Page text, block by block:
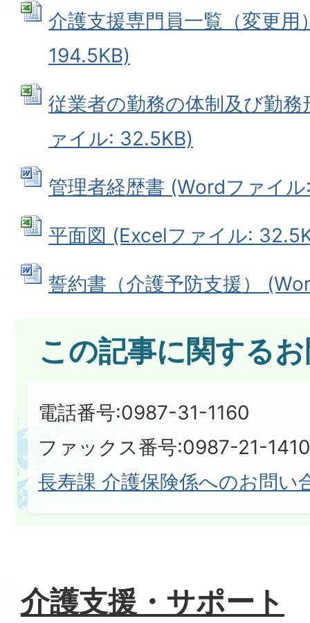
介護支援専門員一覧（変更
194.5KB)
従業者の勤務の体制及び勤
ァイル: 32.5KB)
管理者経歴書 (Wordファイ
平面図 (Excelファイル:
誓約書（介護予防支援）
この記事に関する
電話番号:0987-31-1160
ファックス番号:0987-21-1410
長寿課 介護保険係へのお問い
介護支援・サポート